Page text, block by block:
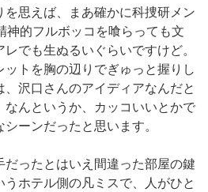
思えば、まあ確かに科捜研メン
神的フルボッコを喰らっても文
でも生ぬるいぐらいですけど。
トを胸の辺りでぎゅっと握りし
沢口さんのアイディアなんだと
なんというか、カッコいいとかで
ーンだったと思います。
ったとはいえ間違った部屋の鍵
うホテル側の凡ミスで、人がひと